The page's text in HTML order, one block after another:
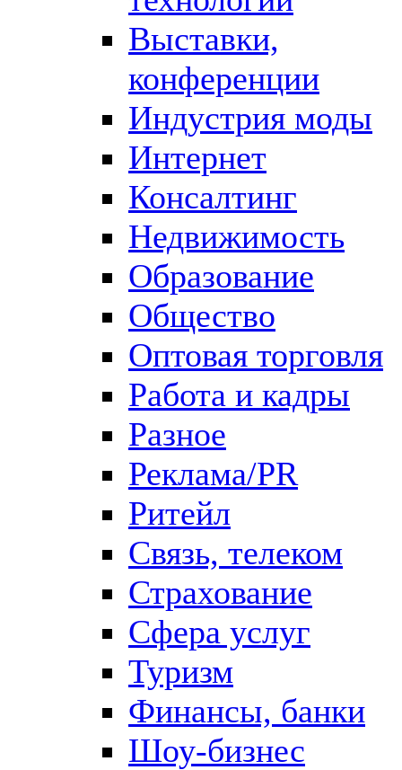
Выставки,
конференции
Индустрия моды
Интернет
Консалтинг
Недвижимость
Образование
Общество
Оптовая торговля
Работа и кадры
Разное
Реклама/PR
Ритейл
Связь, телеком
Страхование
Сфера услуг
Туризм
Финансы, банки
Шоу-бизнес